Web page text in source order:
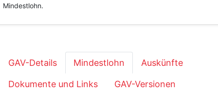
Mindestlohn.
GAV-Details Mindestlohn Auskünfte
Dokumente und Links GAV-Versionen